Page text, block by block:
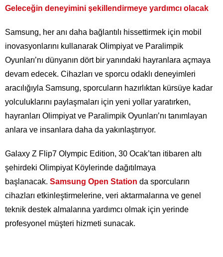
Geleceğin deneyimini şekillendirmeye yardımcı olacak
Samsung, her anı daha bağlantılı hissettirmek için mobil
inovasyonlarını kullanarak Olimpiyat ve Paralimpik
Oyunları’nı dünyanın dört bir yanındaki hayranlara açmaya
devam edecek. Cihazları ve sporcu odaklı deneyimleri
aracılığıyla Samsung, sporcuların hazırlıktan kürsüye kadar
yolculuklarını paylaşmaları için yeni yollar yaratırken,
hayranları Olimpiyat ve Paralimpik Oyunları’nı tanımlayan
anlara ve insanlara daha da yakınlaştırıyor.
Galaxy Z Flip7 Olympic Edition, 30 Ocak’tan itibaren altı
şehirdeki Olimpiyat Köylerinde dağıtılmaya
başlanacak. Samsung Open Station da sporcuların
cihazları etkinleştirmelerine, veri aktarmalarına ve genel
teknik destek almalarına yardımcı olmak için yerinde
profesyonel müşteri hizmeti sunacak.